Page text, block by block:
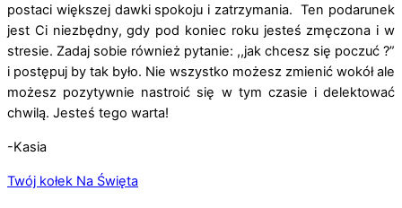
postaci większej dawki spokoju i zatrzymania. Ten podarunek
jest Ci niezbędny, gdy pod koniec roku jesteś zmęczona i w
stresie. Zadaj sobie również pytanie: ,,jak chcesz się poczuć ?”
i postępuj by tak było. Nie wszystko możesz zmienić wokół ale
możesz pozytywnie nastroić się w tym czasie i delektować
chwilą. Jesteś tego warta!
-Kasia
Twój kołek Na Święta